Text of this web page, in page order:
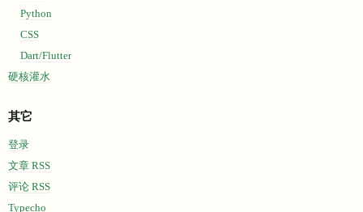
Python
CSS
Dart/Flutter
硬核灌水
其它
登录
文章 RSS
评论 RSS
Typecho